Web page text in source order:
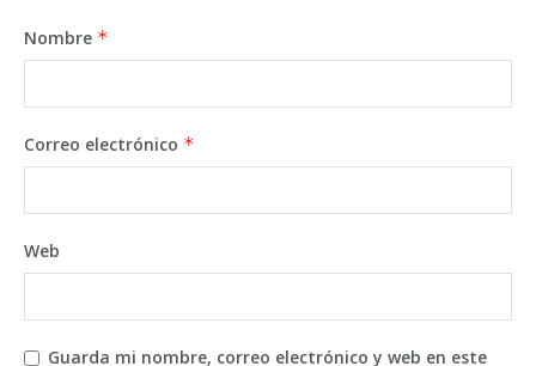
Nombre *
Correo electrónico *
Web
Guarda mi nombre, correo electrónico y web en este